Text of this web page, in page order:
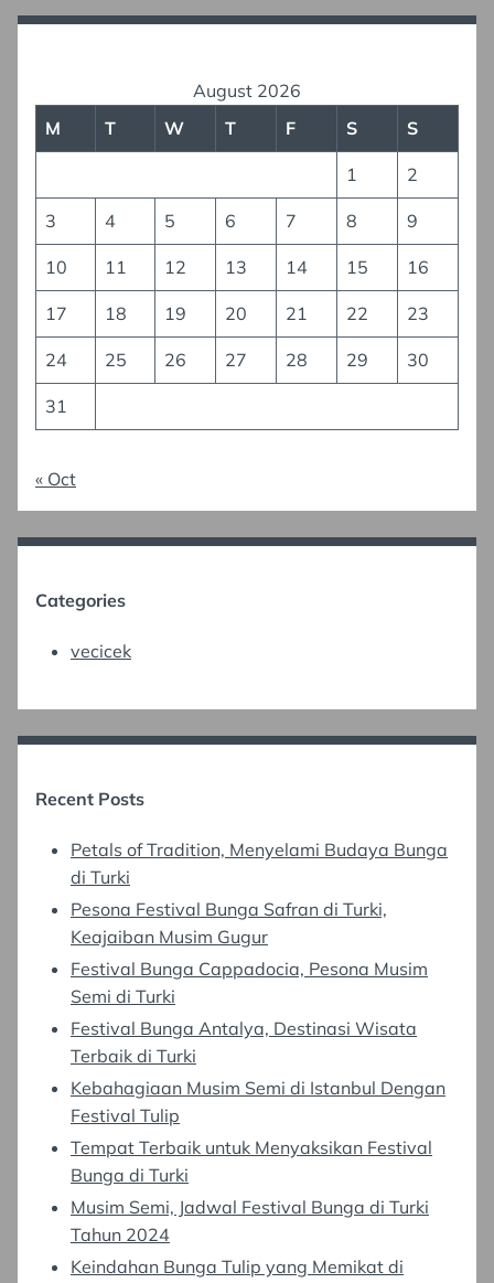
August 2026
M
T W T F S S
1 2
3 4 5 6 7 8 9
10 11 12 13 14 15 16
17 18 19 20 21 22 23
24 25 26 27 28 29 30
31
« Oct
Categories
vecicek
Recent Posts
Petals of Tradition, Menyelami Budaya Bunga
di Turki
Pesona Festival Bunga Safran di Turki,
Keajaiban Musim Gugur
Festival Bunga Cappadocia, Pesona Musim
Semi di Turki
Festival Bunga Antalya, Destinasi Wisata
Terbaik di Turki
Kebahagiaan Musim Semi di Istanbul Dengan
Festival Tulip
Tempat Terbaik untuk Menyaksikan Festival
Bunga di Turki
Musim Semi, Jadwal Festival Bunga di Turki
Tahun 2024
Keindahan Bunga Tulip yang Memikat di